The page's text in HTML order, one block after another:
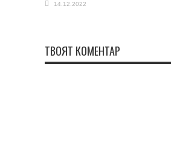
14.12.2022
ТВОЯТ КОМЕНТАР